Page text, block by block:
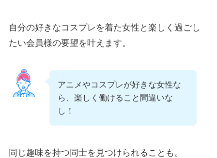
自分の好きなコスプレを着た女性と楽しく過ごし
たい会員様の要望を叶えます。
アニメやコスプレが好きな女性な
ら、楽しく働けること間違いな
し！
同じ趣味を持つ同士を見つけられることも。